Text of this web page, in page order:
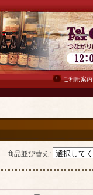
ご利用案内
商品並び替え :